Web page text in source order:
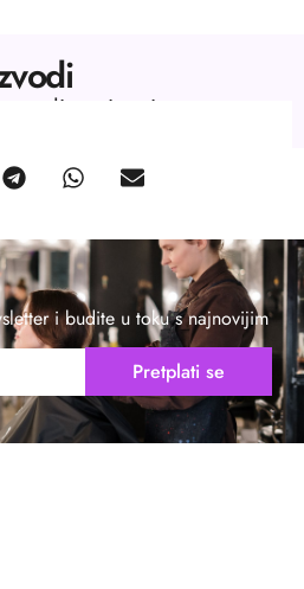
zanimati.
i budite u toku s najnovijim
Pretplati se